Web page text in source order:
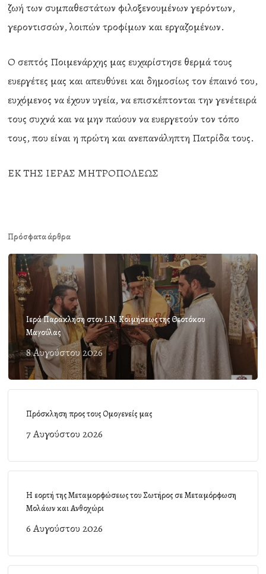
ζωή των συμπαθεστάτων φιλοξενουμένων γερόντων,
γεροντισσών, λοιπών τροφίμων και εργαζομένων.
Ο σεπτός Ποιμενάρχης μας ευχαρίστησε θερμά τους
ευεργέτες μας και απευθύνει και δημοσίως τον έπαινό του,
ευχόμενος να έχουν υγεία, να επισκέπτονται την γενέτειρά
τους συχνά και να μην παύουν να ευεργετούν τον τόπο
τους, που είναι η πρώτη και ανεπανάληπτη Πατρίδα τους.
ΕΚ ΤΗΣ ΙΕΡΑΣ ΜΗΤΡΟΠΟΛΕΩΣ
Πρόσφατα άρθρα
Ιερά Παράκληση στον Ι.Ν. Κοιμήσεως της Θεοτόκου
Μαγούλας
8 Αυγούστου 2026
Πρόσκληση προς τους Ομογενείς μας
7 Αυγούστου 2026
Η εορτή της Μεταμορφώσεως του Σωτήρος σε Μεταμόρφωση
Μολάων και Ανθοχώρι
6 Αυγούστου 2026